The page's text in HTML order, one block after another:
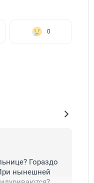
0
Гораздо
нынешней